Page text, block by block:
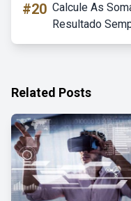
#20 Calcule As
Resultado
Related Posts